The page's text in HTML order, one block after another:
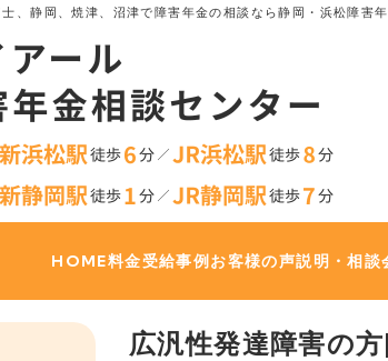
、静岡、焼津、沼津で障害年金の相談なら静岡・浜松障害
HOME料金受給事例お客様の声説明・相談
広汎性発達障害の